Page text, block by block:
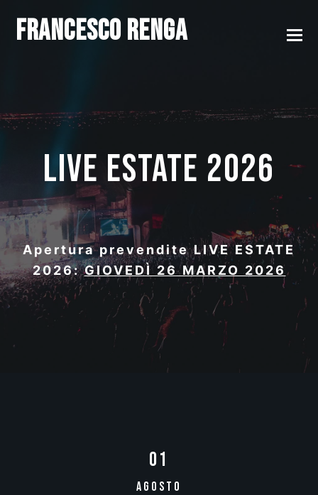
Francesco Renga
LIVE ESTATE 2026
Apertura prevendite LIVE ESTATE
2026:GIOVEDÌ 26 MARZO 2026
01
AGOSTO